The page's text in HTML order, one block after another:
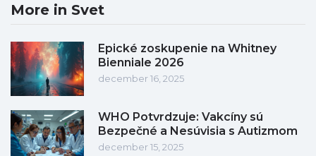
More in Svet
Epické zoskupenie na Whitney
Bienniale 2026
december 16, 2025
WHO Potvrdzuje: Vakcíny sú
Bezpečné a Nesúvisia s Autizmom
december 15, 2025